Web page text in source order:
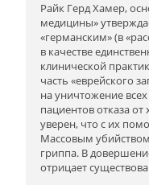
Райк Герд Хамер,
медицины»
«германским» (в
в качестве
клинической
часть «еврейского
на уничтожение
пациентов отказа
уверен, что с их
Массовым
гриппа. В
отрицает